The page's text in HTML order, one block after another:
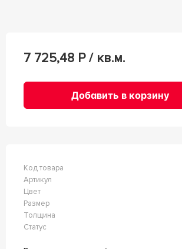
7 725,48 Р / кв.м.
Добавить в корзину
Код товара
Артикул
Цвет
Размер
Толщина
Статус